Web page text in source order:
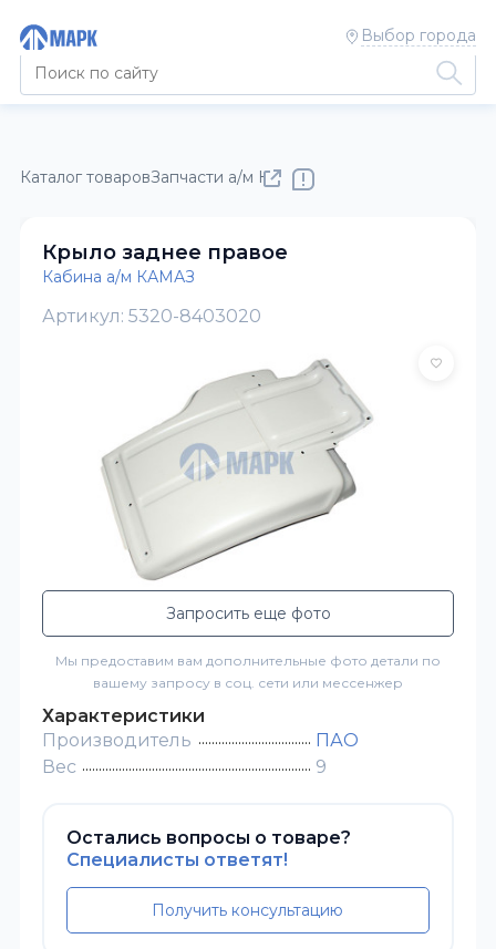
Выбор города
Каталог товаровЗапчасти а/м КАМАЗ
Крыло заднее правое
Кабина а/м КАМАЗ
Артикул: 5320-8403020
Запросить еще фото
Мы предоставим вам дополнительные фото детали по
вашему запросу в соц. сети или мессенжер
Характеристики
Производитель
ПАО
Вес
9
Остались вопросы о товаре?
Специалисты ответят!
Получить консультацию